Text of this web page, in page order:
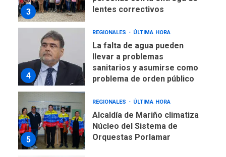
3
lentes correctivos
4
REGIONALES ÚLTIMA HORA
La falta de agua pueden
llevar a problemas
sanitarios y asumirse como
problema de orden público
5
REGIONALES ÚLTIMA HORA
Alcaldía de Mariño climatiza
Núcleo del Sistema de
Orquestas Porlamar